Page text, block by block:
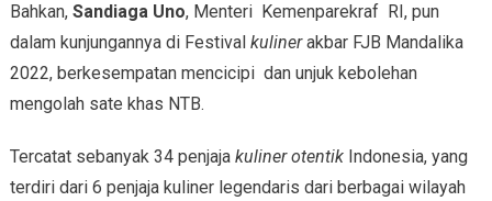
Bahkan, Sandiaga Uno, Menteri Kemenparekraf RI, pun
dalam kunjungannya di Festival kulinerakbar FJB Mandalika
2022, berkesempatan mencicipi dan unjuk kebolehan
mengolah sate khas NTB.
Tercatat sebanyak 34 penjaja kuliner otentikIndonesia, yang
terdiri dari 6 penjaja kuliner legendaris dari berbagai wilayah